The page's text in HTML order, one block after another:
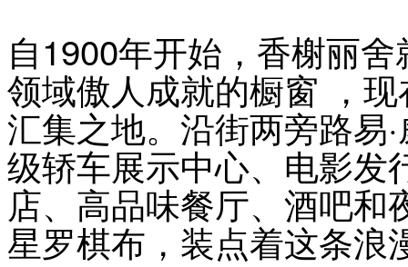
自1900年开始，香榭丽
领域傲人成就的橱窗 ，
汇集之地。沿街两旁路易
级轿车展示中心、电影发
店、高品味餐厅、酒吧
星罗棋布，装点着这条浪